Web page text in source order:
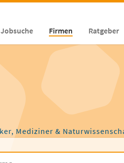
Jobsuche Firmen Ratgeber
Mediziner &